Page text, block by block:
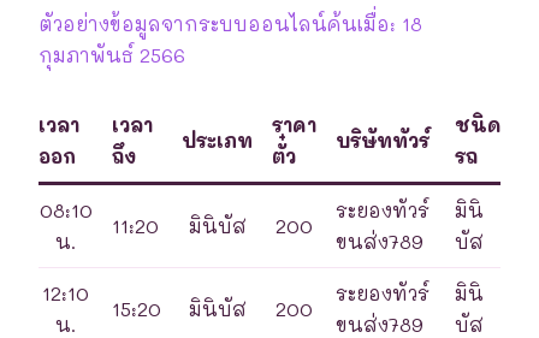
ตัวอย่างข้อมูลจากระบบออนไลน์ค้นเมื่อ: 18
กุมภาพันธ์ 2566
เวลา
ออก
เวลา
ถึง
ประเภท
ราคา
ตั๋ว
บริษัททัวร์
ชนิด
รถ
08:10
น.
11:20 มินิบัส 200
ระยองทัวร์
ขนส่ง789
มินิ
บัส
12:10
น.
15:20 มินิบัส 200
ระยองทัวร์
ขนส่ง789
มินิ
บัส